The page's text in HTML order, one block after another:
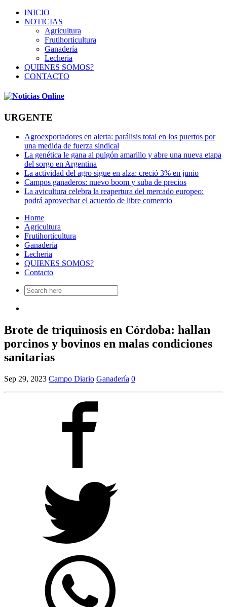
INICIO
NOTICIAS
Agricultura
Frutihorticultura
Ganadería
Lecheria
QUIENES SOMOS?
CONTACTO
URGENTE
Agroexportadores en alerta: parálisis total en los puertos por
una medida de fuerza sindical
La genética le gana al pulgón amarillo y abre una nueva etapa
del sorgo en Argentina
La actividad del agro sigue en alza: creció 3% en junio
Campos ganaderos: nuevo boom y suba de precios
La avicultura celebra la reapertura del mercado europeo:
podrá aprovechar el acuerdo de libre comercio
Home
Agricultura
Frutihorticultura
Ganadería
Lecheria
QUIENES SOMOS?
Contacto
Search
for:
Brote de triquinosis en Córdoba: hallan
porcinos y bovinos en malas condiciones
sanitarias
Sep 29, 2023 Campo Diario Ganadería 0